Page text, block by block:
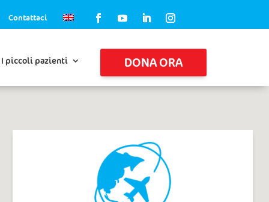
Contattaci
I piccoli pazienti DONA ORA